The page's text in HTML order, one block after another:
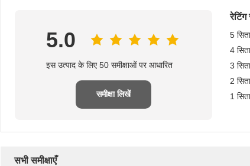
5.0
इस उत्पाद के लिए 50 समीक्षाओं पर आधारित
समीक्षा लिखें
रेटिंग
5
4
3
2
1
सभी समीक्षाएँ